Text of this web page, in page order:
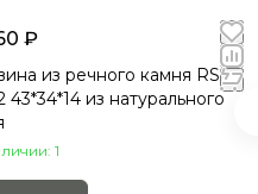
₽
из речного камня RS-
43*34*14 из натурального
1